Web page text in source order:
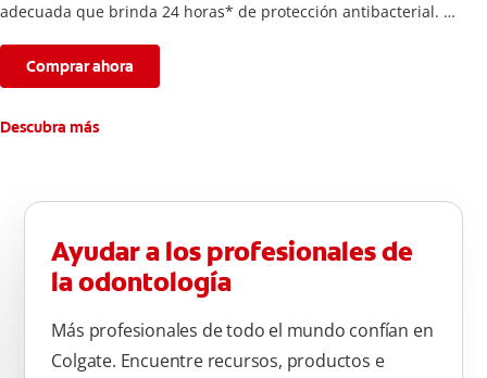
adecuada que brinda 24 horas* de protección antibacterial.
semanas.
**Causados por bacterias.
Comprar ahora
Descubra más
Ayudar a los profesionales de
la odontología
Más profesionales de todo el mundo confían en
Colgate. Encuentre recursos, productos e